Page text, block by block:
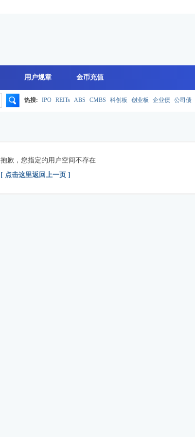
用户规章 金币充值
热搜: IPO REITs ABS CMBS 科创板 创业板 企业债 公司债
抱歉，您指定的用户空间不存在
[ 点击这里返回上一页 ]